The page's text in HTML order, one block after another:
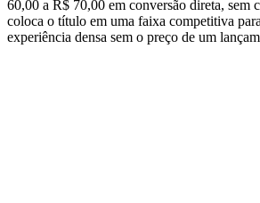
60,00 a R$ 70,00 em conversão direta, sem
coloca o título em uma faixa competitiva
experiência densa sem o preço de um